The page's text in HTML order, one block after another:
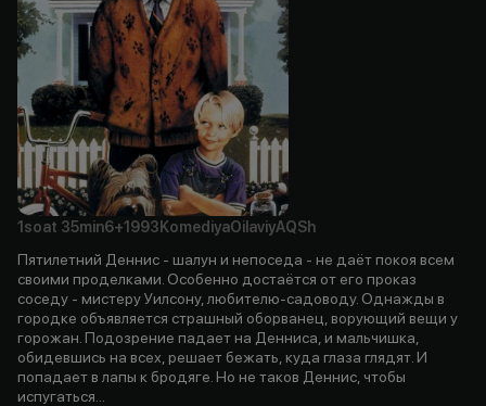
1soat 35min6+1993 KomediyaOilaviyAQSh
Пятилетний Деннис - шалун и непоседа - не даёт покоя всем
своими проделками. Особенно достаётся от его проказ
соседу - мистеру Уилсону, любителю-садоводу. Однажды в
городке объявляется страшный оборванец, ворующий вещи у
горожан. Подозрение падает на Денниса, и мальчишка,
обидевшись на всех, решает бежать, куда глаза глядят. И
попадает в лапы к бродяге. Но не таков Деннис, чтобы
испугаться...